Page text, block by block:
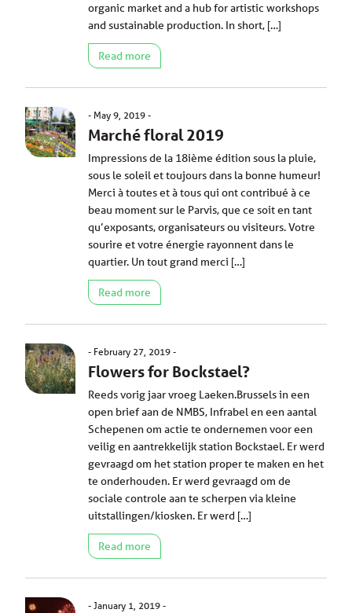
organic market and a hub for artistic workshops
and sustainable production. In short, […]
Read more
May 9, 2019
Marché floral 2019
Impressions de la 18ième édition sous la pluie,
sous le soleil et toujours dans la bonne humeur!
Merci à toutes et à tous qui ont contribué à ce
beau moment sur le Parvis, que ce soit en tant
qu’exposants, organisateurs ou visiteurs. Votre
sourire et votre énergie rayonnent dans le
quartier. Un tout grand merci […]
Read more
February 27, 2019
Flowers for Bockstael?
Reeds vorig jaar vroeg Laeken.Brussels in een
open brief aan de NMBS, Infrabel en een aantal
Schepenen om actie te ondernemen voor een
veilig en aantrekkelijk station Bockstael. Er werd
gevraagd om het station proper te maken en het
te onderhouden. Er werd gevraagd om de
sociale controle aan te scherpen via kleine
uitstallingen/kiosken. Er werd […]
Read more
January 1, 2019